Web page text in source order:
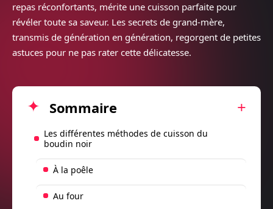
repas réconfortants, mérite une cuisson parfaite pour
révéler toute sa saveur. Les secrets de grand-mère,
transmis de génération en génération, regorgent de petites
astuces pour ne pas rater cette délicatesse.
Sommaire
Les différentes méthodes de cuisson du
boudin noir
À la poêle
Au four